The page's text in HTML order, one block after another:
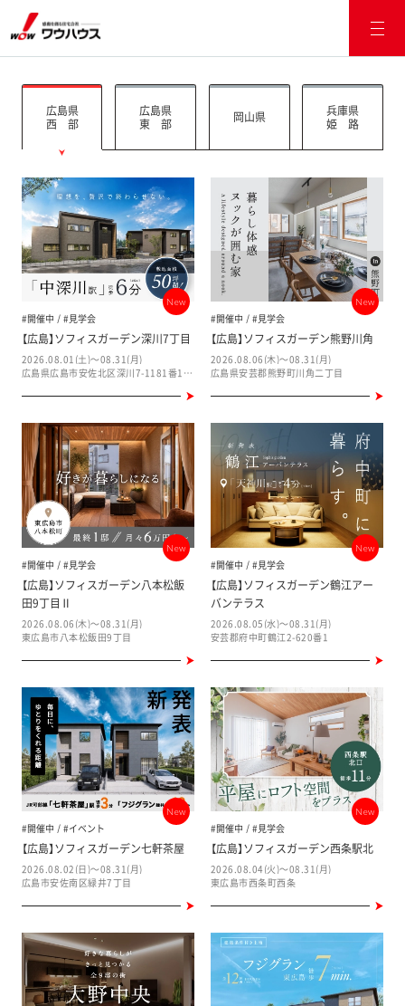
広島県
西 部
広島県
東 部
岡山県
兵庫県
姫 路
New
#開催中 #見学会
【広島】ソフィスガーデン深川7丁目
2026.08.01(土)～08.31(月)
広島県広島市安佐北区深川7-1181番1 他
New
#開催中 #見学会
【広島】ソフィスガーデン熊野川角
2026.08.06(木)～08.31(月)
広島県安芸郡熊野町川角二丁目
New
#開催中 #見学会
【広島】ソフィスガーデン八本松飯
田9丁目Ⅱ
2026.08.06(木)～08.31(月)
東広島市八本松飯田9丁目
New
#開催中 #見学会
【広島】ソフィスガーデン鶴江アー
バンテラス
2026.08.05(水)～08.31(月)
安芸郡府中町鶴江2-620番1
New
#開催中 #イベント
【広島】ソフィスガーデン七軒茶屋
2026.08.02(日)～08.31(月)
広島市安佐南区緑井7丁目
New
#開催中 #見学会
【広島】ソフィスガーデン西条駅北
2026.08.04(火)～08.31(月)
東広島市西条町西条